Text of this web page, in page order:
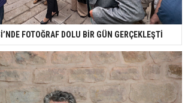
FOTOĞRAF DOLU BİR GÜN GERÇEKLEŞTİ